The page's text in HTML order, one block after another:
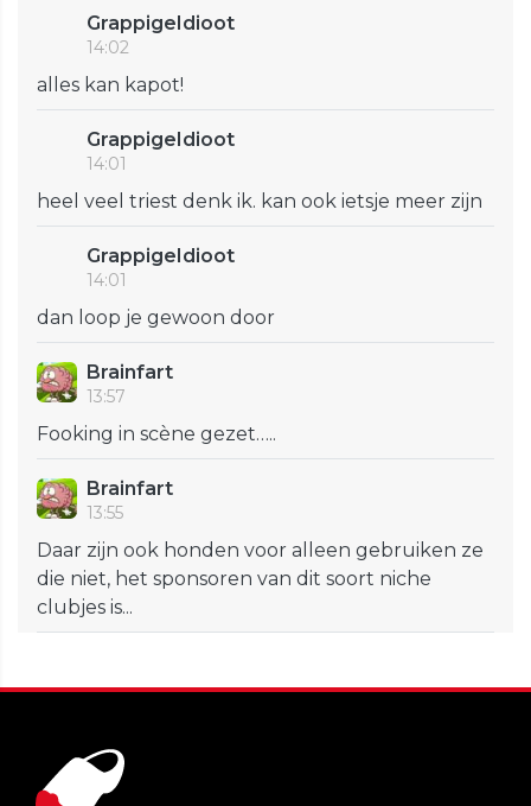
GrappigeIdioot
14:02
alles kan kapot!
GrappigeIdioot
14:01
heel veel triest denk ik. kan ook ietsje meer zijn
GrappigeIdioot
14:01
dan loop je gewoon door
Brainfart
13:57
Fooking in scène gezet…..
Brainfart
13:55
Daar zijn ook honden voor alleen gebruiken ze
die niet, het sponsoren van dit soort niche
clubjes is...